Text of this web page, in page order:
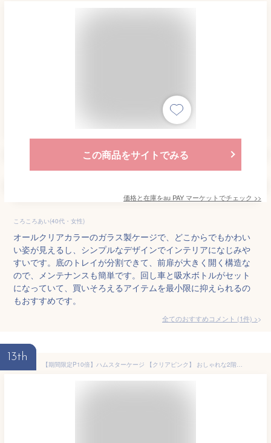
この商品をサイトでみる
価格と在庫をau PAY マーケットでチェック >>
ころころあい(40代・女性)
オールクリアカラーのガラス製ケージで、どこからでもかわい
い姿が見えるし、シンプルなデザインでインテリアになじみや
すいです。底のトレイが分割できて、前扉が大きく開く構造な
ので、メンテナンスも簡単です。回し車と吸水ボトルがセット
になっていて、買いそろえるアイテムを最小限に抑えられるの
もおすすめです。
全てのおすすめコメント (1件) >
13th
【期間限定P10倍】ハムスターケージ 【クリアピンク】 おしゃれな2階建て アクリルケージ すぐ飼える 全部揃った飼育セット ハムスター 送料無料【DBP】